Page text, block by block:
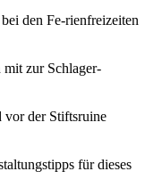
den Fe-rienfreizeiten
mit zur Schlager-
vor der Stiftsruine
für dieses